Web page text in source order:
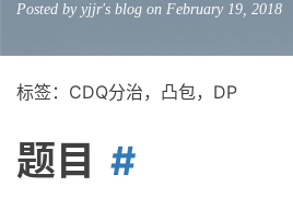
Posted by yjjr's blog on February 19, 2018
标签：CDQ分治，凸包，DP
题目